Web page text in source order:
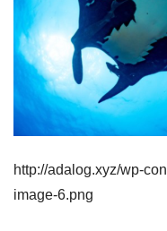
http://adalog.xyz/wp-
image-6.png